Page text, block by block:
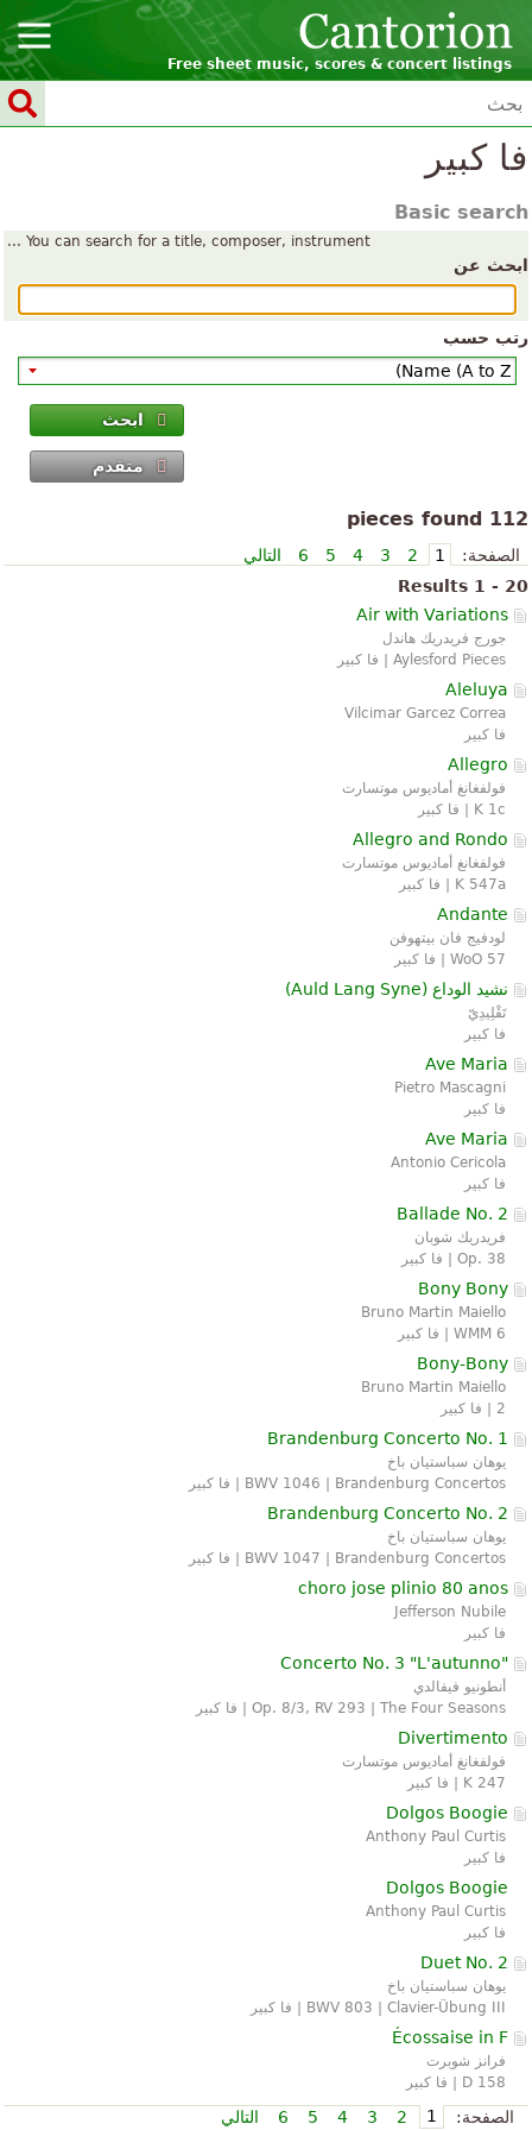
Free sheet music, scores & concert listings
فا كبير
Basic search
You can search for a title, composer, instrument ...
ابحث عن
رتب حسب
ابحث
متقدم
112 pieces found
الصفحة: 1
2
3
4
5
6
التالي
Results 1 - 20
Air with Variations
جورج فريدريك هاندل
Aylesford Pieces | فا كبير
Aleluya
Vilcimar Garcez Correa
فا كبير
Allegro
فولفغانغ أماديوس موتسارت
K 1c | فا كبير
Allegro and Rondo
فولفغانغ أماديوس موتسارت
K 547a | فا كبير
Andante
لودفيج فان بيتهوفن
WoO 57 | فا كبير
نشيد الوداع (Auld Lang Syne
)
تَقْلِيدِيّ‎
فا كبير
Ave Maria
Pietro Mascagni
فا كبير
Ave Maria
Antonio Cericola
فا كبير
Ballade No. 2
فريدريك شوبان
Op. 38 | فا كبير
Bony Bony
Bruno Martin Maiello
WMM 6 | فا كبير
Bony-Bony
Bruno Martin Maiello
2 | فا كبير
Brandenburg Concerto No. 1
يوهان سباستيان باخ
BWV 1046 | Brandenburg Concertos | فا كبير
Brandenburg Concerto No. 2
يوهان سباستيان باخ
BWV 1047 | Brandenburg Concertos | فا كبير
choro jose plinio 80 anos
Jefferson Nubile
فا كبير
Concerto No. 3 "L'autunno"
أنطونيو فيفالدي
Op. 8/3, RV 293 | The Four Seasons | فا كبير
Divertimento
فولفغانغ أماديوس موتسارت
K 247 | فا كبير
Dolgos Boogie
Anthony Paul Curtis
فا كبير
Dolgos Boogie
Anthony Paul Curtis
فا كبير
Duet No. 2
يوهان سباستيان باخ
BWV 803 | Clavier-Übung III | فا كبير
Écossaise in F
فرانز شوبرت
D 158 | فا كبير
الصفحة: 1
2
3
4
5
6 التالي